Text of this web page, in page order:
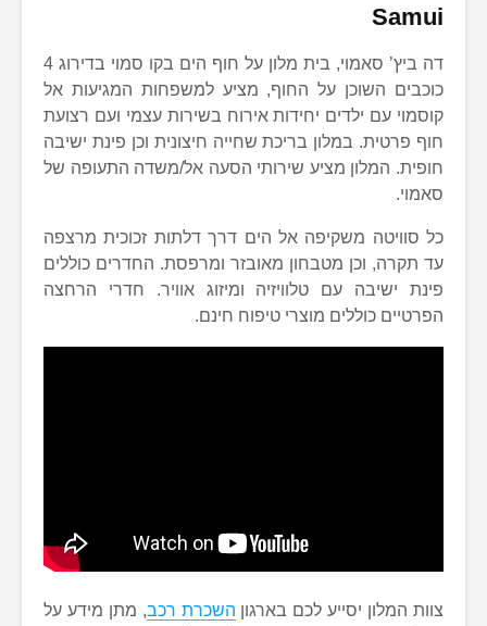
Samui
דה ביץ’ סאמוי, בית מלון על חוף הים בקו סמוי בדירוג 4
כוכבים השוכן על החוף, מציע למשפחות המגיעות אל
קוסמוי עם ילדים יחידות אירוח בשירות עצמי ועם רצועת
חוף פרטית. במלון בריכת שחייה חיצונית וכן פינת ישיבה
חופית. המלון מציע שירותי הסעה אל/משדה התעופה של
סאמוי.
כל סוויטה משקיפה אל הים דרך דלתות זכוכית מרצפה
עד תקרה, וכן מטבחון מאובזר ומרפסת. החדרים כוללים
פינת ישיבה עם טלוויזיה ומיזוג אוויר. חדרי הרחצה
הפרטיים כוללים מוצרי טיפוח חינם.
צוות המלון יסייע לכם בארגון השכרת רכב, מתן מידע על